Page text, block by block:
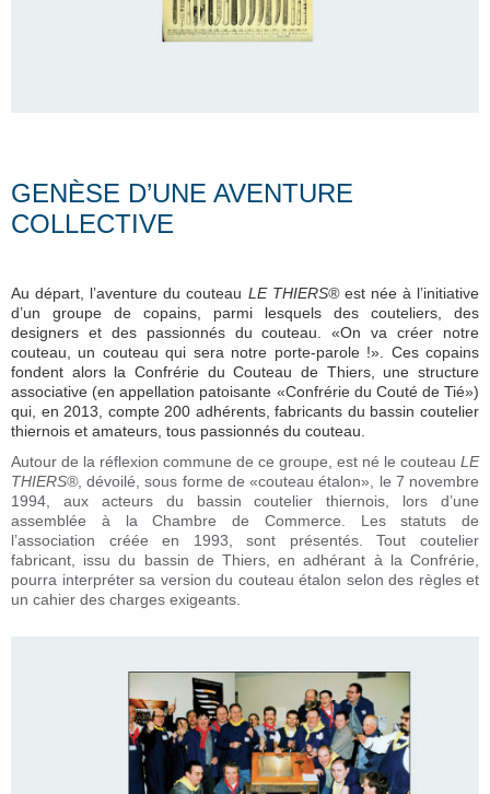
GENÈSE D’UNE AVENTURE
COLLECTIVE
Au départ, l’aventure du couteau LE THIERS®est née à l’initiative
d’un groupe de copains, parmi lesquels des couteliers, des
designers et des passionnés du couteau. «On va créer notre
couteau, un couteau qui sera notre porte-parole !». Ces copains
fondent alors la Confrérie du Couteau de Thiers, une structure
associative (en appellation patoisante «Confrérie du Couté de Tié»)
qui, en 2013, compte 200 adhérents, fabricants du bassin coutelier
thiernois et amateurs, tous passionnés du couteau.
Autour de la réflexion commune de ce groupe, est né le couteau LE
THIERS®, dévoilé, sous forme de «couteau étalon», le 7 novembre
1994, aux acteurs du bassin coutelier thiernois, lors d’une
assemblée à la Chambre de Commerce. Les statuts de
l’association créée en 1993, sont présentés. Tout coutelier
fabricant, issu du bassin de Thiers, en adhérant à la Confrérie,
pourra interpréter sa version du couteau étalon selon des règles et
un cahier des charges exigeants.